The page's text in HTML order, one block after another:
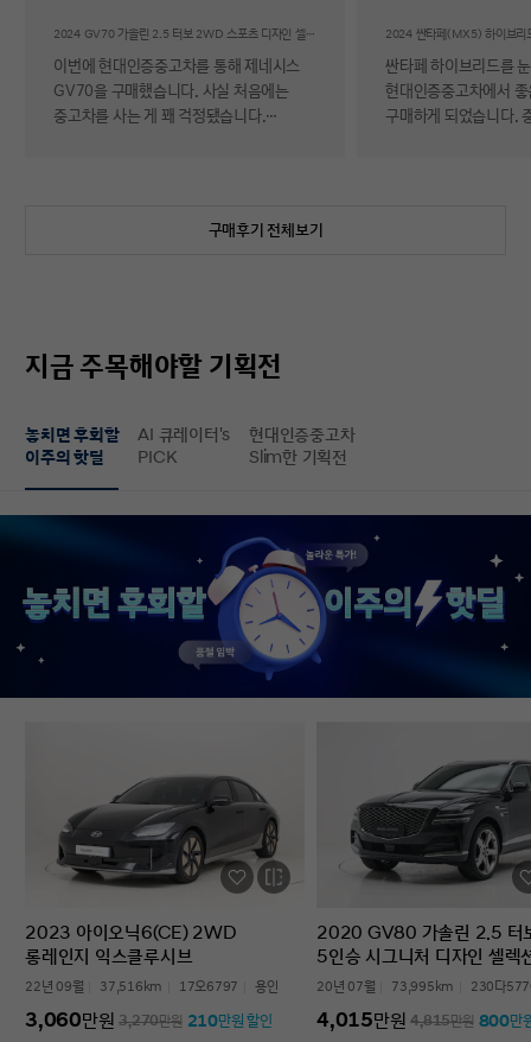
2024 GV70 가솔린 2.5 터보 2WD 스포츠 디자인 셀렉션Ⅱ
이번에 현대인증중고차를 통해 제네시스
GV70을 구매했습니다. 사실 처음에는
중고차를 사는 게 꽤 걱정됐습니다.
보면 예상과 달라서 후회했다는 이야기도
제공돼서 불안감이 많이 줄었다는
상태가 더 좋아서 만족도가 높았습니다.
중고차지만 관리가 잘 된 차량이라는
느낌이 확실히 들었습니다. 무엇보다
좋았던 건 ‘중고차인데도 걱정이 거의
없었다’는 점입니다. 차를 잘 모르는 사람
입장에서는 어디를 봐야 할지부터
막막한데, 그런 부담이 많이 줄었습니다.
온라인으로 비교하고 구매까지 진행할 수
있어서 시간적으로도 편했고, 직장인
입장에서는 이 부분이 특히
있을 것 같습니다. 중고차 구매가
처음이거나 차량 상태 확인이 어려운
분들에게는 현대인증중고차를 충분히
고려해볼 만하다고 생각합니다.
싼타페 하이브리드를
현대인증중고차에서
구매하게 되었습니다.
도착해 기분 좋게 차를
완벽한 경험이었습니
고민하는 사람 있으면
현대인증중고차 추천
차량 보내주셔서 감사
구매후기 전체보기
지금 주목해야할 기획전
놓치면 후회할
이주의 핫딜
AI 큐레이터's
PICK
현대인증중고차
Slim한 기획전
2023 아이오닉6(CE) 2WD
롱레인지 익스클루시브
22년 09월 37,516km 17오6797 용인
3,060만원 3,270만원 210만원 할인
2020 GV80 가솔린 2.5 터
5인승 시그니처 디자인 셀
20년 07월 73,995km 230다
4,015만원 4,815만원 800만